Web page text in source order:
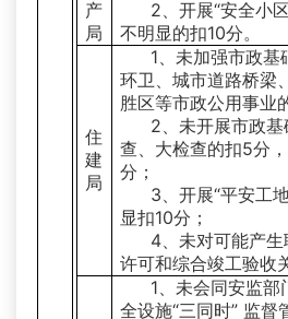
产
局
2、开展“安全小
不明显的扣10分。
住
建
局
1、未加强市政
环卫、城市道路桥梁
胜区等市政公用事业
2、未开展市政
查、大检查的扣5分
分；
3、开展“平安工
显扣10分；
4、未对可能产
许可和综合竣工验收
1、未会同安监
全设施“三同时” 监